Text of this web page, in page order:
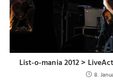
List-o-mania 2012 >
8.